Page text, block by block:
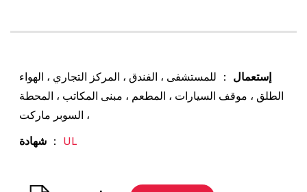
إستعمال ： للمستشفى ، الفندق ، المركز التجاري ، الهواء
الطلق ، موقف السيارات ، المطعم ، مبنى المكاتب ، المحطة
، السوبر ماركت
شهادة ： UL